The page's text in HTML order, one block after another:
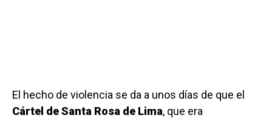
El hecho de violencia se da a unos días de que el
Cártel de Santa Rosa de Lima, que era